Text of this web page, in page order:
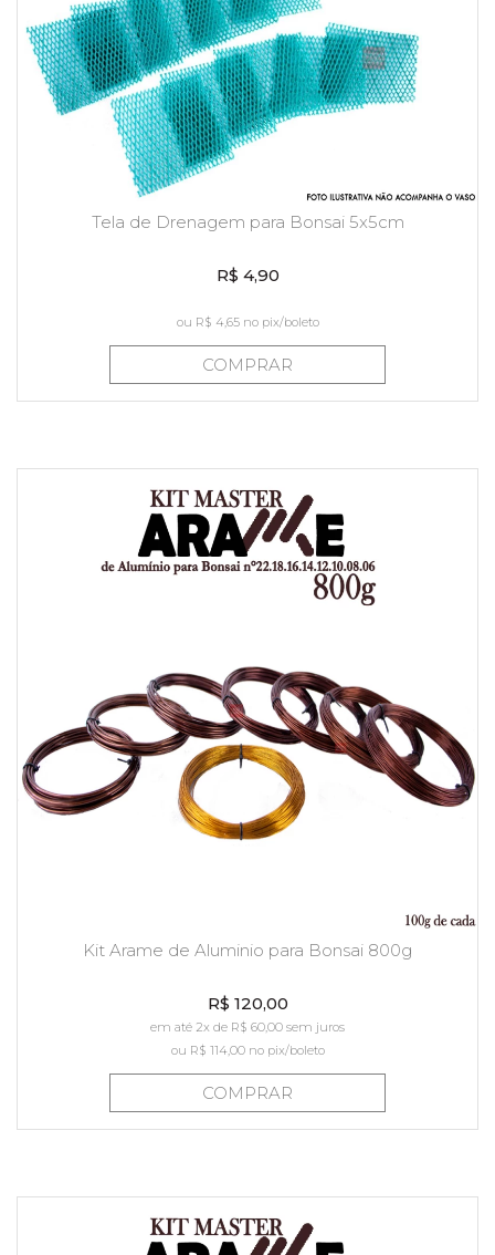
Tela de Drenagem para Bonsai 5x5cm
R$ 4,90
ou R$ 4,65no pix/boleto
COMPRAR
Kit Arame de Aluminio para Bonsai 800g
R$ 120,00
em até 2x de R$ 60,00 sem juros
ou R$ 114,00no pix/boleto
COMPRAR